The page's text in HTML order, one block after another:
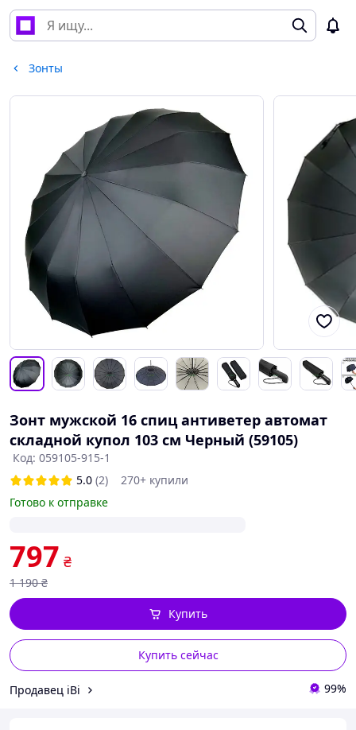
Зонты
Зонт мужской 16 спиц антиветер автомат
складной купол 103 см Черный (59105)
Код: 059105-915-1
5.0 (2)
270+ купили
Готово к отправке
797 ₴
1 190 ₴
Купить сейчас
Купить
Продавец іВі 99%